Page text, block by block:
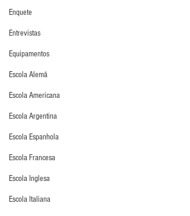
Enquete
Entrevistas
Equipamentos
Escola Alemã
Escola Americana
Escola Argentina
Escola Espanhola
Escola Francesa
Escola Inglesa
Escola Italiana